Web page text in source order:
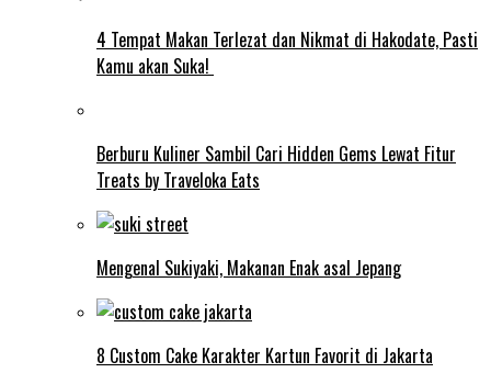
4 Tempat Makan Terlezat dan Nikmat di Hakodate, Pasti
Kamu akan Suka!
Berburu Kuliner Sambil Cari Hidden Gems Lewat Fitur
Treats by Traveloka Eats
Mengenal Sukiyaki, Makanan Enak asal Jepang
8 Custom Cake Karakter Kartun Favorit di Jakarta